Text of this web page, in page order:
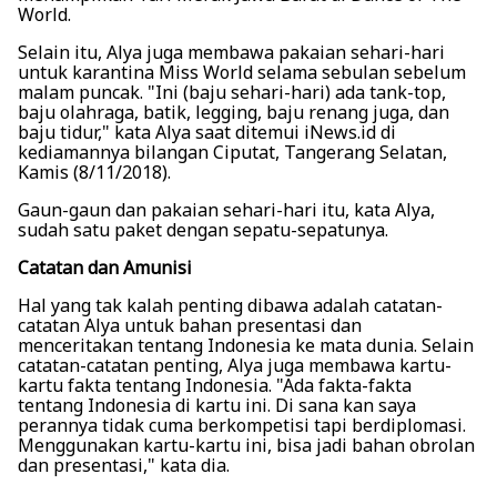
World.
Selain itu, Alya juga membawa pakaian sehari-hari
untuk karantina Miss World selama sebulan sebelum
malam puncak. "Ini (baju sehari-hari) ada tank-top,
baju olahraga, batik, legging, baju renang juga, dan
baju tidur," kata Alya saat ditemui iNews.id di
kediamannya bilangan Ciputat, Tangerang Selatan,
Kamis (8/11/2018).
Gaun-gaun dan pakaian sehari-hari itu, kata Alya,
sudah satu paket dengan sepatu-sepatunya.
Catatan dan Amunisi
Hal yang tak kalah penting dibawa adalah catatan-
catatan Alya untuk bahan presentasi dan
menceritakan tentang Indonesia ke mata dunia. Selain
catatan-catatan penting, Alya juga membawa kartu-
kartu fakta tentang Indonesia. "Ada fakta-fakta
tentang Indonesia di kartu ini. Di sana kan saya
perannya tidak cuma berkompetisi tapi berdiplomasi.
Menggunakan kartu-kartu ini, bisa jadi bahan obrolan
dan presentasi," kata dia.